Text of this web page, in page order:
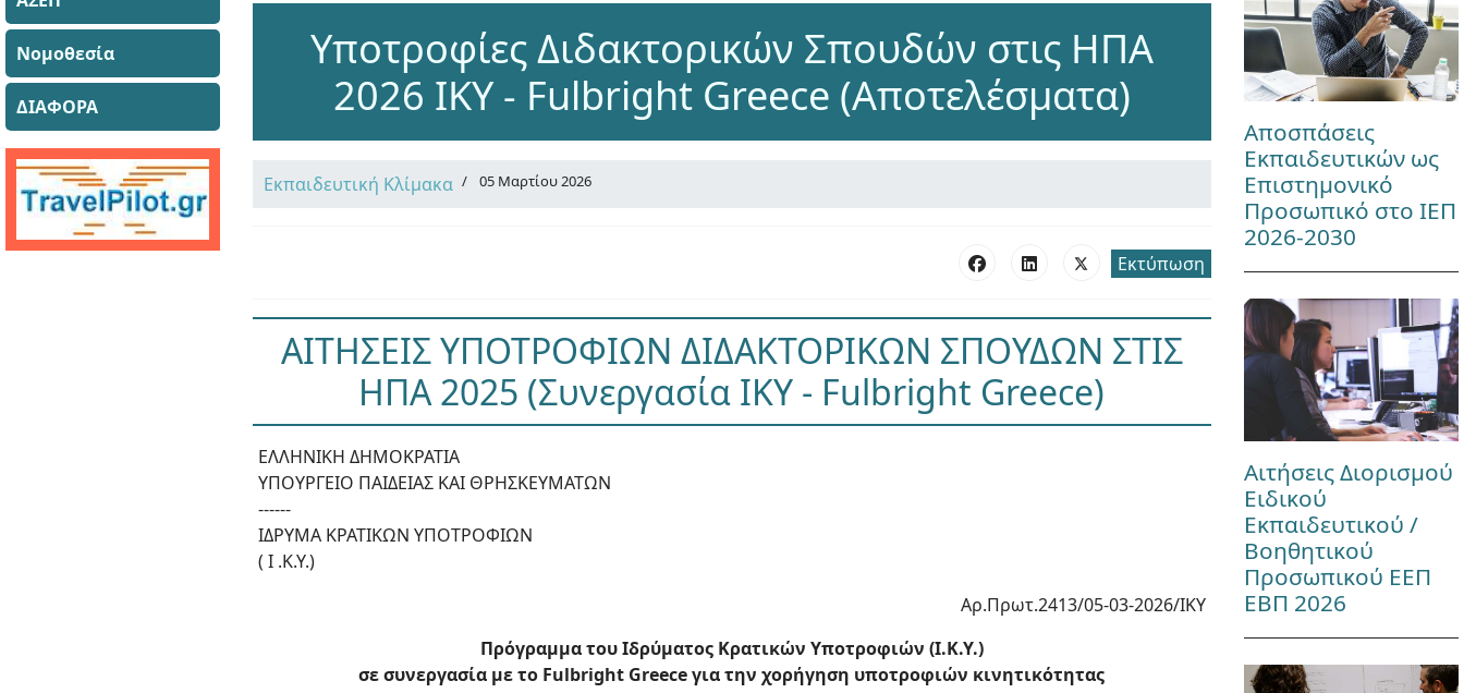
Νομοθεσία
ΔΙΑΦΟΡΑ
Υποτροφίες Διδακτορικών Σπουδών στις ΗΠΑ
2026 ΙΚΥ - Fulbright Greece (Αποτελέσματα)
Εκπαιδευτική Κλίμακα 05 Μαρτίου 2026
Εκτύπωση
ΑΙΤΗΣΕΙΣ ΥΠΟΤΡΟΦΙΩΝ ΔΙΔΑΚΤΟΡΙΚΩΝ ΣΠΟΥΔΩΝ ΣΤΙΣ
ΗΠΑ 2025 (Συνεργασία ΙΚΥ - Fulbright Greece)
ΕΛΛΗΝΙΚΗ ΔΗΜΟΚΡΑΤΙΑ
ΥΠΟΥΡΓΕΙΟ ΠΑΙΔΕΙΑΣ ΚΑΙ ΘΡΗΣΚΕΥΜΑΤΩΝ
------
ΙΔΡΥΜΑ ΚΡΑΤΙΚΩΝ ΥΠΟΤΡΟΦΙΩΝ
( Ι .Κ.Υ.)
Αρ.Πρωτ.2413/05-03-2026/ΙΚΥ
Πρόγραμμα του Ιδρύματος Κρατικών Υποτροφιών (Ι.Κ.Υ.)
σε συνεργασία με το Fulbright Greece για την χορήγηση υποτροφιών κινητικότητας
Αποσπάσεις
Εκπαιδευτικών ως
Επιστημονικό
Προσωπικό στο ΙΕΠ
2026-2030
Αιτήσεις Διορισμού
Ειδικού
Εκπαιδευτικού /
Βοηθητικού
Προσωπικού ΕΕΠ
ΕΒΠ 2026